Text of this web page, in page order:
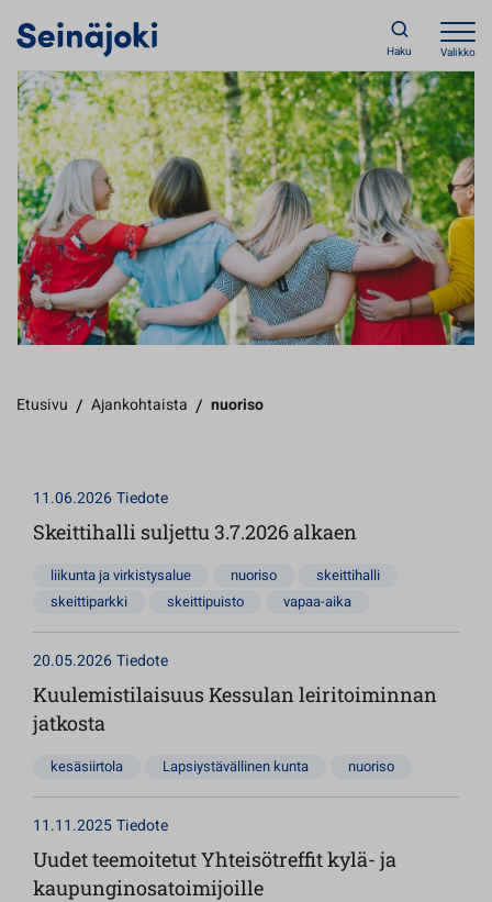
Haku Valikko
Etusivu / Ajankohtaista / nuoriso
11.06.2026Tiedote
Skeittihalli suljettu 3.7.2026 alkaen
liikunta ja virkistysalue nuoriso
skeittihalli
skeittiparkki
skeittipuisto vapaa-aika
20.05.2026Tiedote
Kuulemistilaisuus Kessulan leiritoiminnan
jatkosta
kesäsiirtola Lapsiystävällinen kunta nuoriso
11.11.2025Tiedote
Uudet teemoitetut Yhteisötreffit kylä- ja
kaupunginosatoimijoille